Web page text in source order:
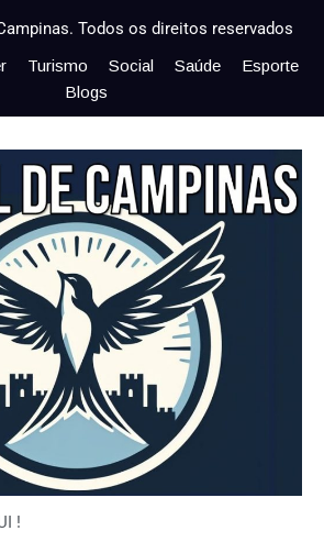
Todos os direitos reservados
Turismo Social Saúde
Esporte
Blogs
!